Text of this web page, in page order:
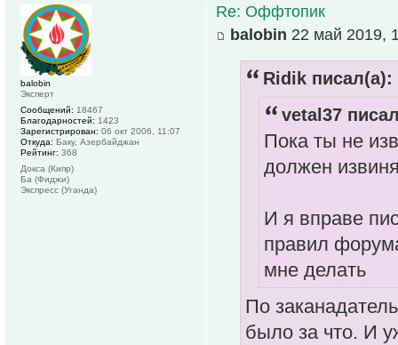
Re: Оффтопик
balobin 22 май 2019,
Ridik писал(а):
vetal37
Пока ты не
должен
И я вправе
правил
мне делать
По
было за что. И
balobin
Эксперт
Сообщений: 18467
Благодарностей: 1423
Зарегистрирован: 06 окт 2006, 11:07
Откуда: Баку, Азербайджан
Рейтинг: 368
Докса (Кипр)
Ба (Фиджи)
Экспресс (Уганда)